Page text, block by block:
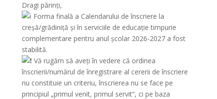
Dragi părinți,
Forma finală a Calendarului de înscriere la
creșă/grădiniță și în serviciile de educație timpurie
complementare pentru anul școlar 2026-2027 a fost
stabilită.
Vă rugăm să aveți în vedere că ordinea
înscrierii/numărul de înregistrare al cererii de înscriere
nu constituie un criteriu, înscrierea nu se face pe
principiul „primul venit, primul servit”, ci pe baza